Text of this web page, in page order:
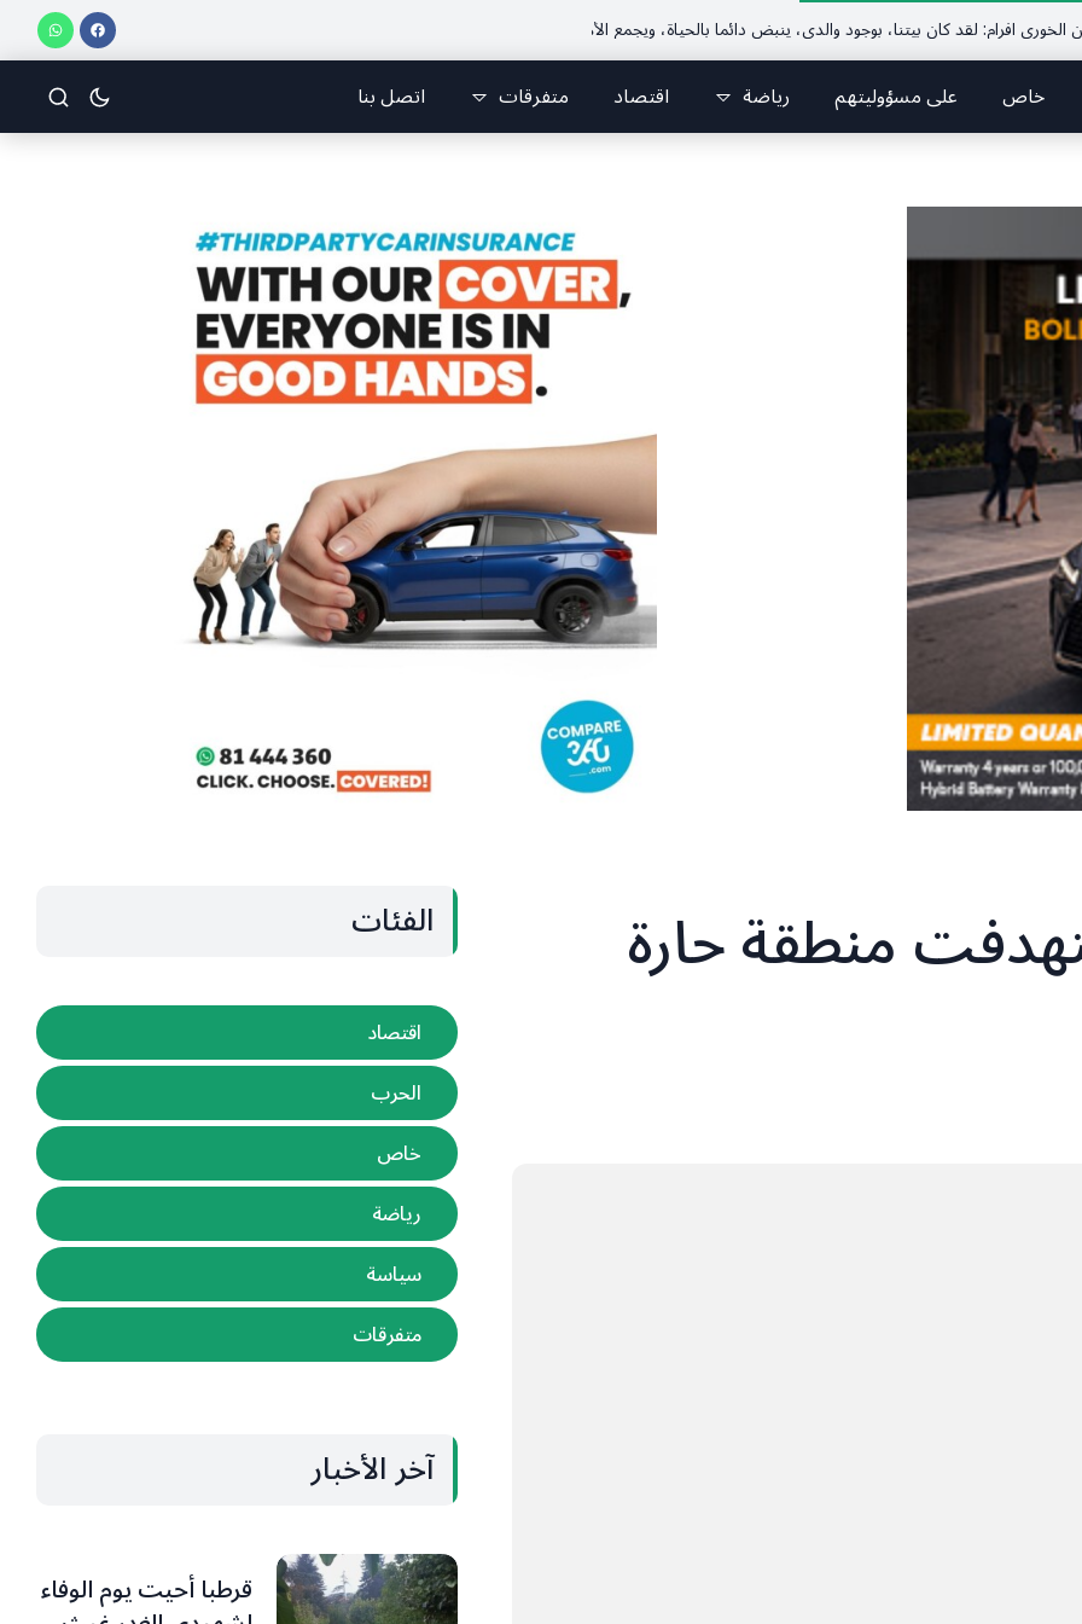
خاص على مسؤوليتهم رياضة اقتصاد متفرقات اتصل بنا
منطقة حارة الفئات
اقتصاد
الحرب
خاص
رياضة
سياسة
متفرقات
آخر الأخبار
قرطبا أحيت يوم الوفاء